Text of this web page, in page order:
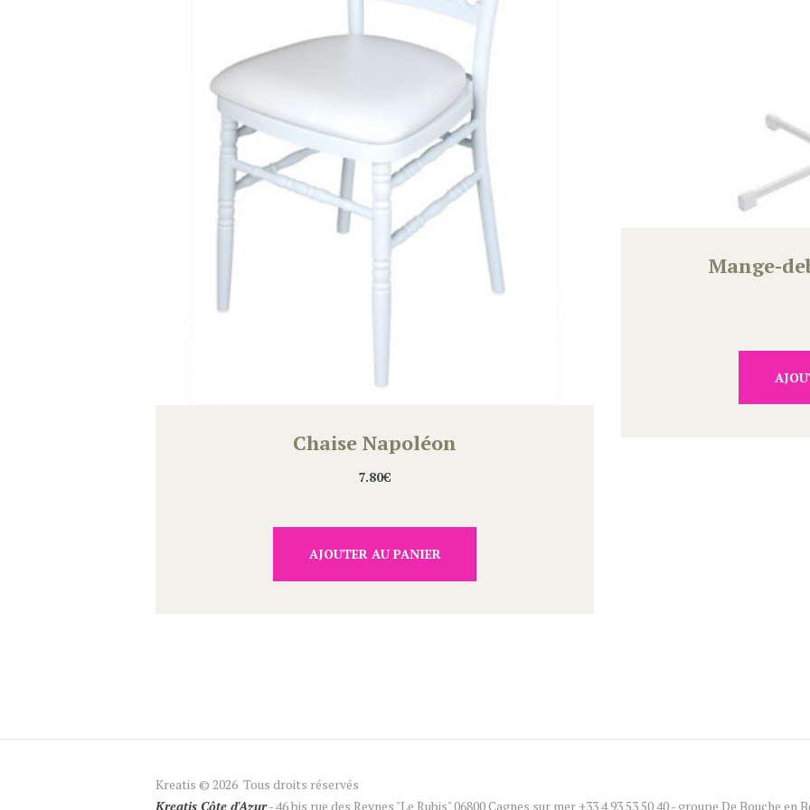
Chaise Napoléon
7.80€
AJOUTER AU PANIER
Mange-
Kreatis © 2026 Tous droits réservés
Kreatis Côte d'Azur- 46 bis rue des Reynes "Le Rubis" 06800 Cagnes sur mer +33 4 93 53 50 40 - groupe De Bouche en